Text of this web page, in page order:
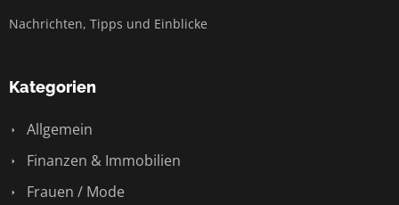
Nachrichten, Tipps und Einblicke
Kategorien
Allgemein
Finanzen & Immobilien
Frauen / Mode